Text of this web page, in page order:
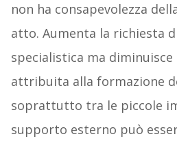
non ha consapevolezza
atto. Aumenta la richiesta
specialistica ma diminuisce
attribuita alla formazione
soprattutto tra le piccole
supporto esterno può